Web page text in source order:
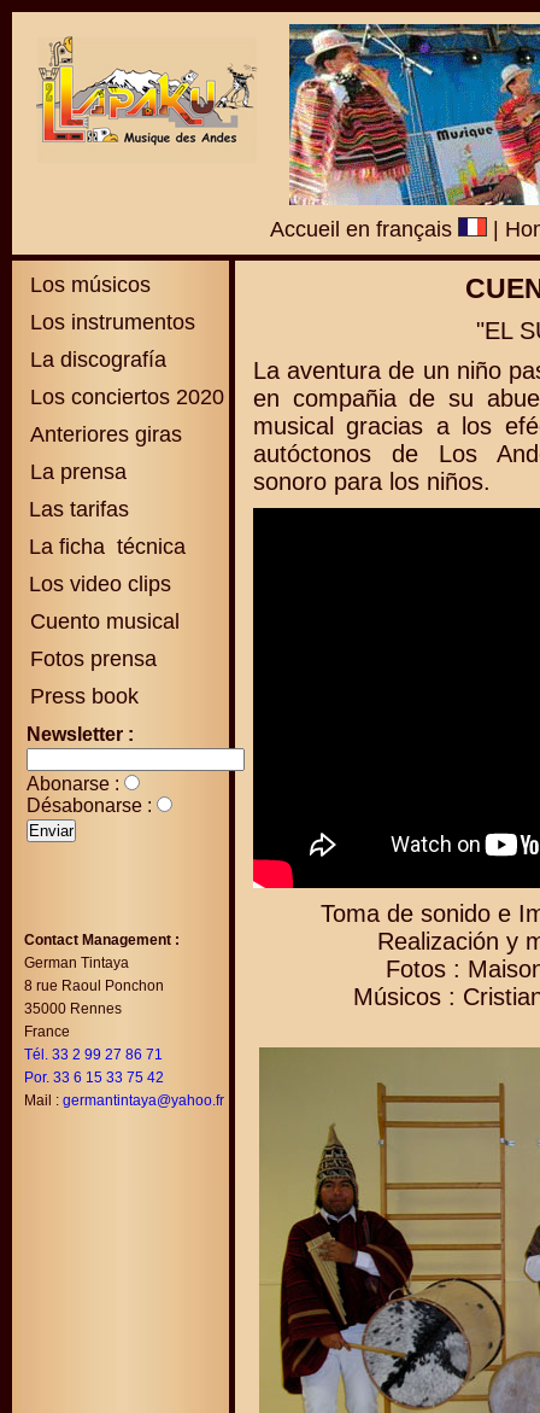
Accueil en français
Los músicos
Los instrumentos
La discografía
Los conciertos 2020
Anteriores giras
La prensa
Las tarifas
La ficha técnica
Los video clips
Cuento musical
Fotos prensa
Press book
Newsletter :
Abonarse :
Désabonarse :
Contact Management :
German Tintaya
8 rue Raoul Ponchon
35000 Rennes
France
Tél. 33 2 99 27 86 71
Por. 33 6 15 33 75 42
Mail : germantintaya@yahoo.fr
"EL
La aventura de un niño
en compañia de su
musical gracias a los
autóctonos de Los
sonoro para los niños.
Toma de sonido e
Realización y
Fotos :
Músicos :